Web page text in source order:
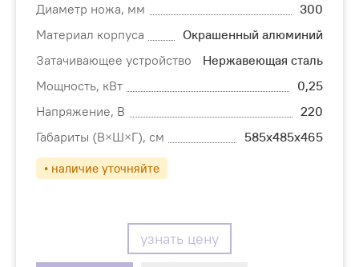
Диаметр ножа, мм
300
Материал корпуса
Окрашенный алюминий
Затачивающее устройство
Нержавеющая сталь
Мощность, кВт
0,25
Напряжение, В
220
Габариты (В×Ш×Г), см
585х485х465
• наличие уточняйте
узнать цену